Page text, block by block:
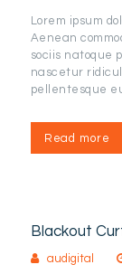
Lorem ipsum
Aenean
sociis natoque
nascetur
pellentesque
Read more
Blackout
audigital